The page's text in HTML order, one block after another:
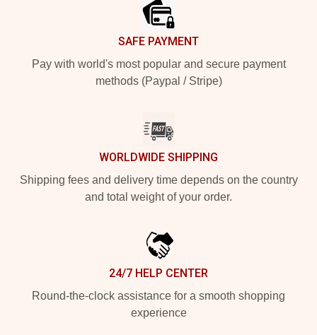
SAFE PAYMENT
Pay with world's most popular and secure payment
methods (Paypal / Stripe)
WORLDWIDE SHIPPING
Shipping fees and delivery time depends on the country
and total weight of your order.
24/7 HELP CENTER
Round-the-clock assistance for a smooth shopping
experience